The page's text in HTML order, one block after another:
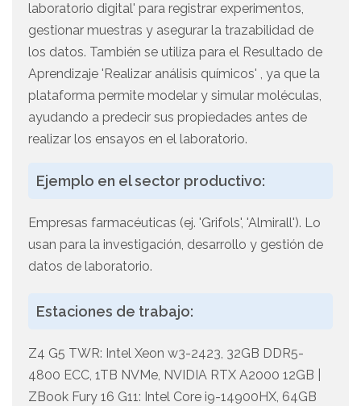
laboratorio digital' para registrar experimentos,
gestionar muestras y asegurar la trazabilidad de
los datos. También se utiliza para el Resultado de
Aprendizaje 'Realizar análisis químicos' , ya que la
plataforma permite modelar y simular moléculas,
ayudando a predecir sus propiedades antes de
realizar los ensayos en el laboratorio.
Ejemplo en el sector productivo:
Empresas farmacéuticas (ej. 'Grifols', 'Almirall'). Lo
usan para la investigación, desarrollo y gestión de
datos de laboratorio.
Estaciones de trabajo:
Z4 G5 TWR: Intel Xeon w3-2423, 32GB DDR5-
4800 ECC, 1TB NVMe, NVIDIA RTX A2000 12GB |
ZBook Fury 16 G11: Intel Core i9-14900HX, 64GB